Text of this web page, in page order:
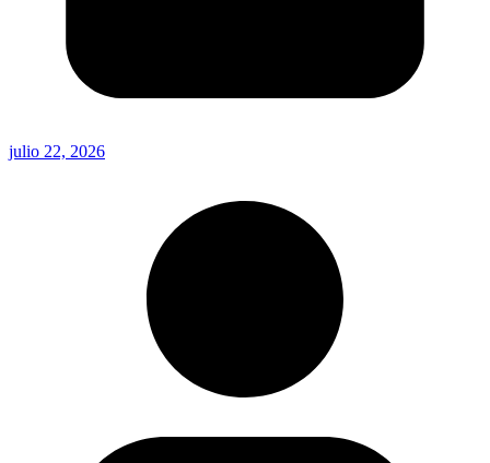
julio 22, 2026